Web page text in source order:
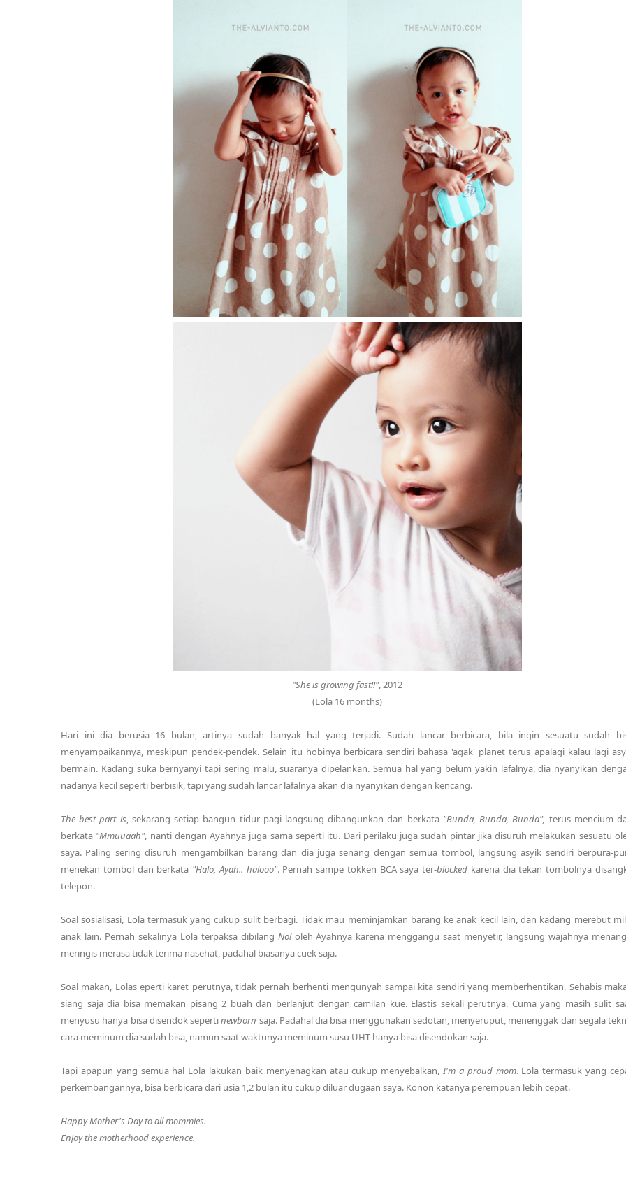
"She is growing fast!!", 2012
(Lola 16 months)
Hari ini dia berusia 16 bulan, artinya sudah banyak hal yang terjadi. Sudah lancar berbicara, bila ingin sesuatu sudah
menyampaikannya, meskipun pendek-pendek. Selain itu hobinya berbicara sendiri bahasa 'agak' planet terus apalagi kalau lagi
bermain. Kadang suka bernyanyi tapi sering malu, suaranya dipelankan. Semua hal yang belum yakin lafalnya, dia nyanyikan
nadanya kecil seperti berbisik, tapi yang sudah lancar lafalnya akan dia nyanyikan dengan kencang.
The best part is, sekarang setiap bangun tidur pagi langsung dibangunkan dan berkata "Bunda, Bunda, Bunda", terus mencium
berkata "Mmuuaah", nanti dengan Ayahnya juga sama seperti itu. Dari perilaku juga sudah pintar jika disuruh melakukan sesuatu
saya. Paling sering disuruh mengambilkan barang dan dia juga senang dengan semua tombol, langsung asyik sendiri berpura-
menekan tombol dan berkata "Halo, Ayah.. halooo". Pernah sampe tokken BCA saya ter-blocked karena dia tekan tombolnya
telepon.
Soal sosialisasi, Lola termasuk yang cukup sulit berbagi. Tidak mau meminjamkan barang ke anak kecil lain, dan kadang merebut
anak lain. Pernah sekalinya Lola terpaksa dibilang No!oleh Ayahnya karena menggangu saat menyetir, langsung wajahnya
meringis merasa tidak terima nasehat, padahal biasanya cuek saja.
Soal makan, Lolas eperti karet perutnya, tidak pernah berhenti mengunyah sampai kita sendiri yang memberhentikan. Sehabis
siang saja dia bisa memakan pisang 2 buah dan berlanjut dengan camilan kue. Elastis sekali perutnya. Cuma yang masih sulit
menyusu hanya bisa disendok sepertinewborn saja. Padahal dia bisa menggunakan sedotan, menyeruput, menenggak dan segala
cara meminum dia sudah bisa, namun saat waktunya meminum susu UHT hanya bisa disendokan saja.
Tapi apapun yang semua hal Lola lakukan baik menyenagkan atau cukup menyebalkan, I'm a proud mom. Lola termasuk yang
perkembangannya, bisa berbicara dari usia 1,2 bulan itu cukup diluar dugaan saya. Konon katanya perempuan lebih cepat.
Happy Mother's Day to all mommies.
Enjoy the motherhood experience.